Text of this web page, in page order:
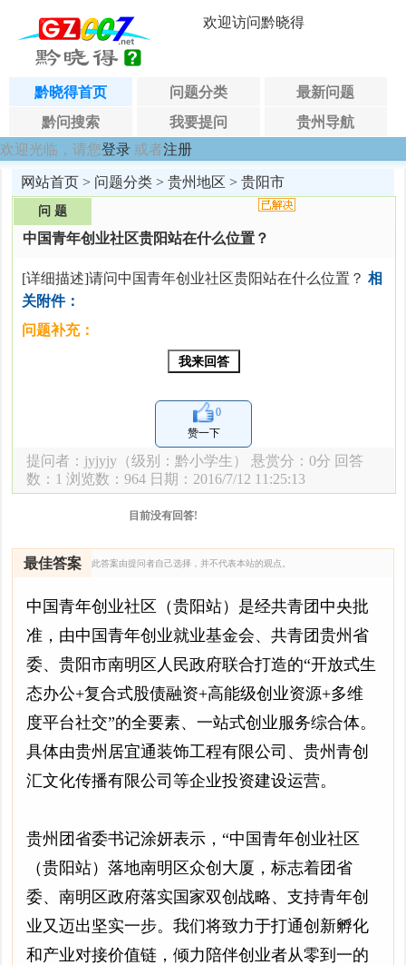
欢迎访问黔晓得
黔晓得首页 问题分类
最新问题
黔问搜索
我要提问
贵州导航
欢迎光临，请您登录 或者注册
网站首页 > 问题分类 >贵州地区 >贵阳市
问 题
中国青年创业社区贵阳站在什么位置？
[详细描述]请问中国青年创业社区贵阳站在什么位置？ 相
关附件：
问题补充：
0
赞一下
提问者： jyjyjy （级别：黔小学生） 悬赏分：0分 回答
数：1 浏览数：964 日期：2016/7/12 11:25:13
目前没有回答!
最佳答案 此答案由提问者自己选择，并不代表本站的观点。
中国青年创业社区（贵阳站）是经共青团中央批
准，由中国青年创业就业基金会、共青团贵州省
委、贵阳市南明区人民政府联合打造的“开放式生
态办公+复合式股债融资+高能级创业资源+多维
度平台社交”的全要素、一站式创业服务综合体。
具体由贵州居宜通装饰工程有限公司、贵州青创
汇文化传播有限公司等企业投资建设运营。
贵州团省委书记涂妍表示，“中国青年创业社区
（贵阳站）落地南明区众创大厦，标志着团省
委、南明区政府落实国家双创战略、支持青年创
业又迈出坚实一步。我们将致力于打通创新孵化
和产业对接价值链，倾力陪伴创业者从零到一的